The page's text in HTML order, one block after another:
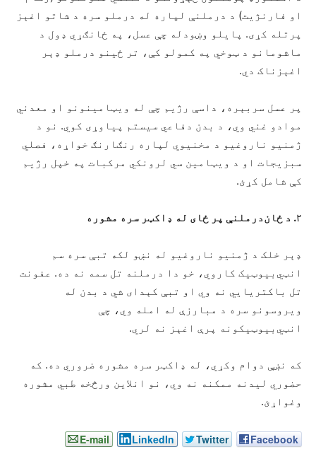
او فارنژیت) د درملنې لپاره له درملو سره د شاتو اغېز
پرتله کړی. پایلو وښودله چې عسل، په ځانګړي ډول د
ماشومانو د ټوخي په کمولو کې، تر ځینو درملو ډېر
اغېزناک دي.
پر عسل سربېره، داسې رژیم چې له ویټامینونو او معدني
موادو غني وي، د بدن دفاعي سیستم پیاوړی کوي. نو د
ژمنیو ناروغیو د مخنیوي لپاره رنګارنګ خواړه، فصلي
سبزيجات او د ویټامین سي لرونکي مرکبات په خپل رژیم
کې شامل کړئ.
۲. د ځان‌درملنې پر ځای له ډاکټر سره مشوره
ډېر خلک د ژمنیو ناروغیو له نښو لکه تبې سره سم
انټي‌بیوټیک کاروي، خو دا درملنه تل سمه نه ده. عفونت
تل باکتریایي نه وي او تبې کېدای شي د بدن له
ویروسونو سره د مبارزې له امله وي، چې
انټي‌بیوټیکونه پرې اغېز نه لري.
که نښې دوام وکړي، له ډاکټر سره مشوره ضروري ده. که
حضوري لیدنه ممکنه نه وي، نو انلاین ورڅخه طبي مشوره
وغواړئ.
Facebook
Twitter
LinkedIn
E-mail